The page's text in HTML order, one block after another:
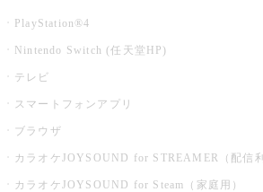
PlayStation®4
Nintendo Switch (任天堂HP)
テレビ
スマートフォンアプリ
ブラウザ
カラオケJOYSOUND for STREAMER（配信利
カラオケJOYSOUND for Steam（家庭用）